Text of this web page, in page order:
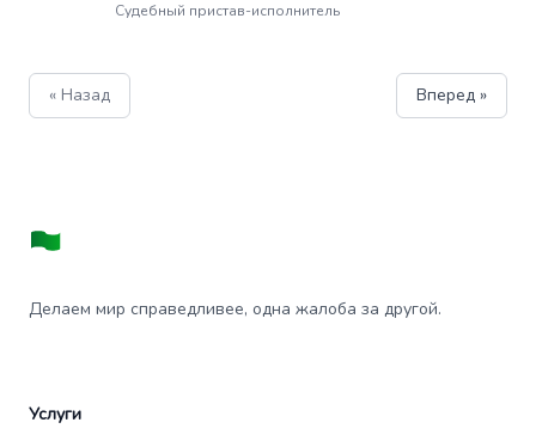
Судебный пристав-исполнитель
« Назад Вперед »
Делаем мир справедливее, одна жалоба за другой.
Услуги